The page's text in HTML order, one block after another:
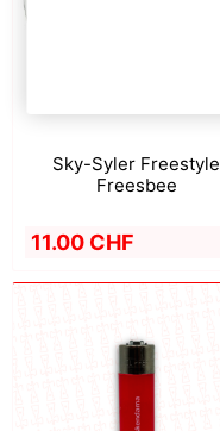
Sky-Syler Freestyle
Freesbee
11.00 CHF